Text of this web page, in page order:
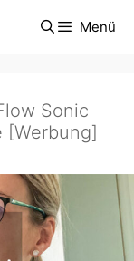
Menü
Sonic
[Werbung]